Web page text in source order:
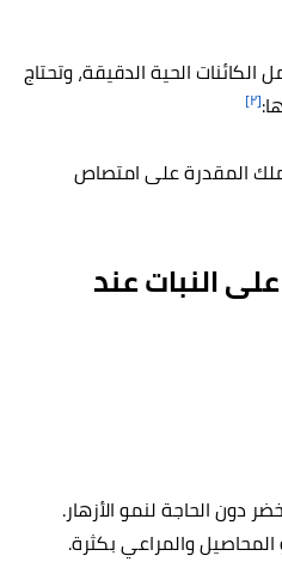
الحية الدقيقة، وتحتاج
[٢]
تملك المقدرة على امتصاص
النبات عند
دون الحاجة لنمو الأزهار.
والمراعي بكثرة.